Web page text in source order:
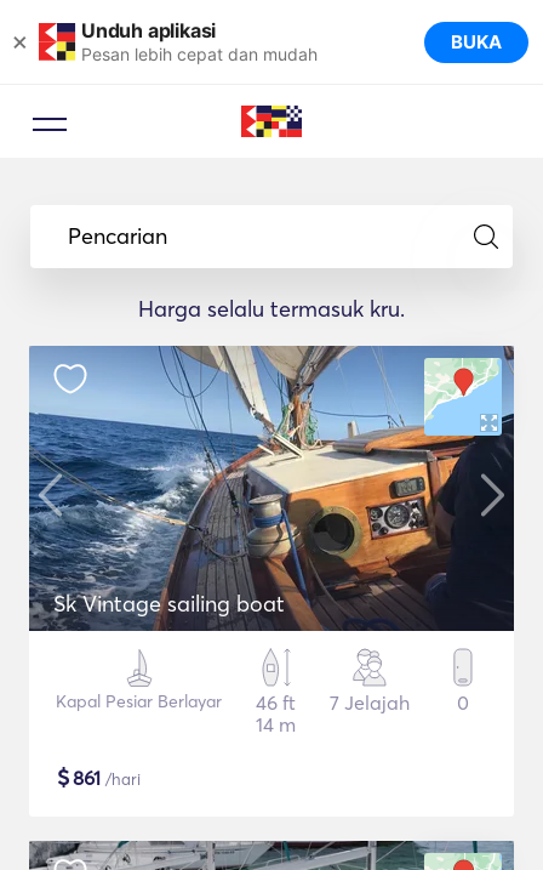
× Unduh aplikasi
Pesan lebih cepat dan mudah BUKA
Pencarian
Harga selalu termasuk kru.
Sk Vintage sailing boat
Kapal Pesiar Berlayar
46 ft
14 m
7 Jelajah 0
$861 /hari